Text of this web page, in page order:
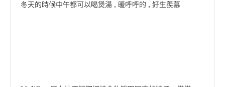
冬天的時候中午都可以喝煲湯 , 暖呼呼的 , 好生羨慕